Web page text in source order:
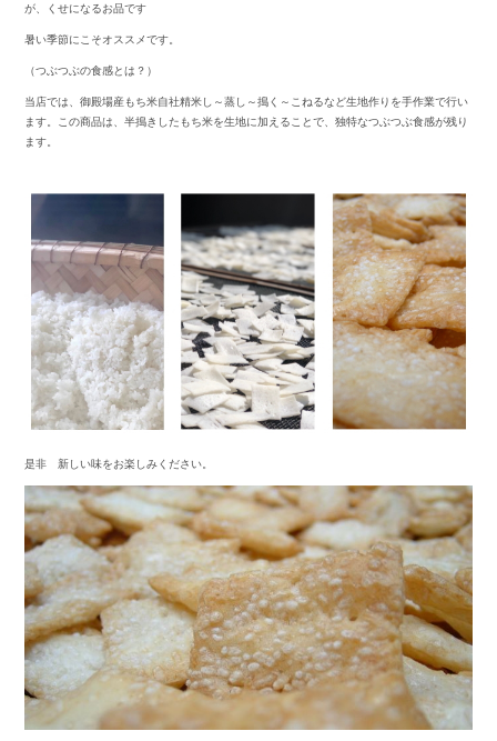
が、くせになるお品です
暑い季節にこそオススメです。
（つぶつぶの食感とは？）
当店では、御殿場産もち米自社精米し～蒸し～搗く～こねるなど生地作りを手作業で行い
ます。この商品は、半搗きしたもち米を生地に加えることで、独特なつぶつぶ食感が残り
ます。
是非 新しい味をお楽しみください。